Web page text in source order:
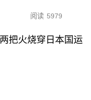
阅读 5979
把火烧穿日本国运